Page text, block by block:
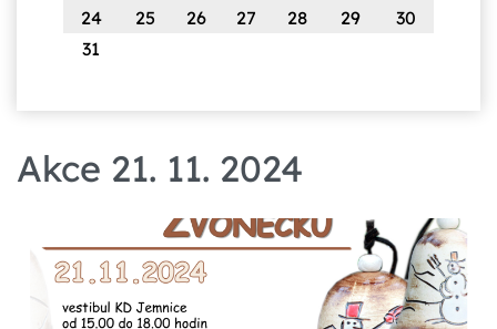
24
25 26 27 28 29
30
31
Akce 21. 11. 2024